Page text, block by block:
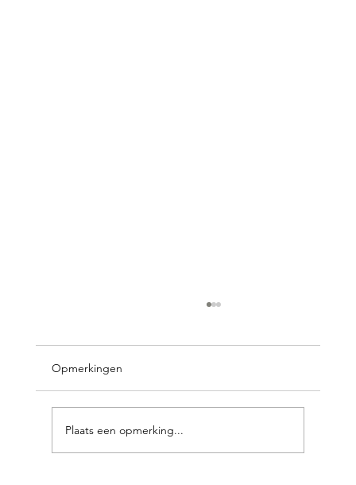
Wat kost een grafsteen graveren?
Opmerkingen
Plaats een opmerking...